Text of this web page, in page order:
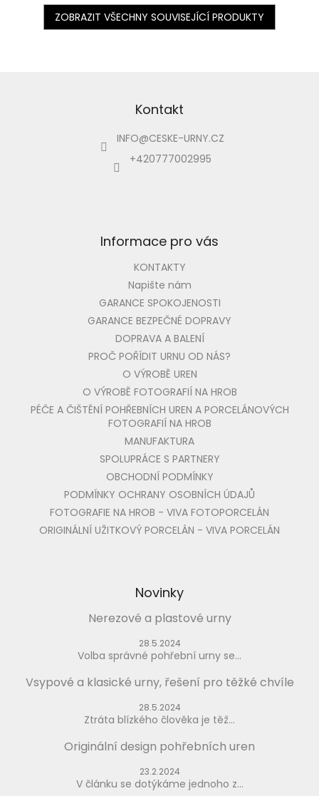
ZOBRAZIT VŠECHNY SOUVISEJÍCÍ PRODUKTY
Kontakt
INFO@CESKE-URNY.CZ
+420777002995
Informace pro vás
KONTAKTY
Napište nám
GARANCE SPOKOJENOSTI
GARANCE BEZPEČNÉ DOPRAVY
DOPRAVA A BALENÍ
PROČ POŘÍDIT URNU OD NÁS?
O VÝROBĚ UREN
O VÝROBĚ FOTOGRAFIÍ NA HROB
PÉČE A ČIŠTĚNÍ POHŘEBNÍCH UREN A PORCELÁNOVÝCH
FOTOGRAFIÍ NA HROB
MANUFAKTURA
SPOLUPRÁCE S PARTNERY
OBCHODNÍ PODMÍNKY
PODMÍNKY OCHRANY OSOBNÍCH ÚDAJŮ
FOTOGRAFIE NA HROB - VIVA FOTOPORCELÁN
ORIGINÁLNÍ UŽITKOVÝ PORCELÁN - VIVA PORCELÁN
Novinky
Nerezové a plastové urny
28.5.2024
Volba správné pohřební urny se...
Vsypové a klasické urny, řešení pro těžké chvíle
28.5.2024
Ztráta blízkého člověka je těž...
Originální design pohřebních uren
23.2.2024
V článku se dotýkáme jednoho z...